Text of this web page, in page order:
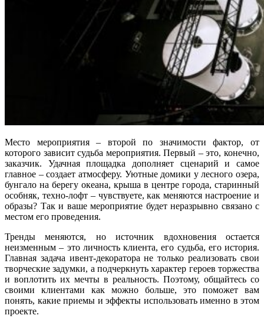
Место мероприятия – второй по значимости фактор, от
которого зависит судьба мероприятия. Первый – это, конечно,
заказчик. Удачная площадка дополняет сценарий и самое
главное – создает атмосферу. Уютные домики у лесного озера,
бунгало на берегу океана, крыша в центре города, старинный
особняк, техно-лофт – чувствуете, как меняются настроение и
образы? Так и ваше мероприятие будет неразрывно связано с
местом его проведения.
Тренды меняются, но источник вдохновения остается
неизменным – это личность клиента, его судьба, его история.
Главная задача ивент-декоратора не только реализовать свои
творческие задумки, а подчеркнуть характер героев торжества
и воплотить их мечты в реальность. Поэтому, общайтесь со
своими клиентами как можно больше, это поможет вам
понять, какие приемы и эффекты использовать именно в этом
проекте.